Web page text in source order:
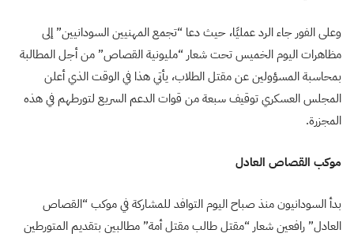
وعلى الفور جاء الرد عمليًا، حيث دعا “تجمع المهنيين السودانيين” إلى
مظاهرات اليوم الخميس تحت شعار “مليونية القصاص” من أجل المطالبة
بمحاسبة المسؤولين عن مقتل الطلاب، يأتي هذا في الوقت الذي أعلن
المجلس العسكري توقيف سبعة من قوات الدعم السريع لتورطهم في هذه
المجزرة.
موكب القصاص العادل
بدأ السودانيون منذ صباح اليوم التوافد للمشاركة في موكب “القصاص
العادل” رافعين شعار “مقتل طالب مقتل أمة” مطالبين بتقديم المتورطين